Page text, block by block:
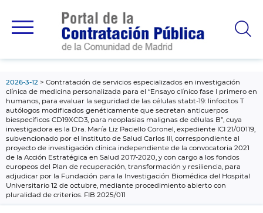
principal
2026-3-12
Contratación de servicios especializados en investigación
clínica de medicina personalizada para el “Ensayo clínico fase I primero en
humanos, para evaluar la seguridad de las células stabt-19: linfocitos T
autólogos modificados genéticamente que secretan anticuerpos
biespecíficos CD19XCD3, para neoplasias malignas de células B”, cuya
investigadora es la Dra. María Liz Paciello Coronel, expediente ICI 21/00119,
subvencionado por el Instituto de Salud Carlos III, correspondiente al
proyecto de investigación clínica independiente de la convocatoria 2021
de la Acción Estratégica en Salud 2017-2020, y con cargo a los fondos
europeos del Plan de recuperación, transformación y resiliencia, para
adjudicar por la Fundación para la Investigación Biomédica del Hospital
Universitario 12 de octubre, mediante procedimiento abierto con
pluralidad de criterios. FIB 2025/011